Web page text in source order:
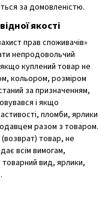
за домовленістю.
якості
прав споживачів»
непродовольчий
якщо куплений товар не
кольором, розміром
за призначенням,
і якщо
пломби, ярлики
разом з товаром.
товар, не
всім вимогам,
вид, ярлики,